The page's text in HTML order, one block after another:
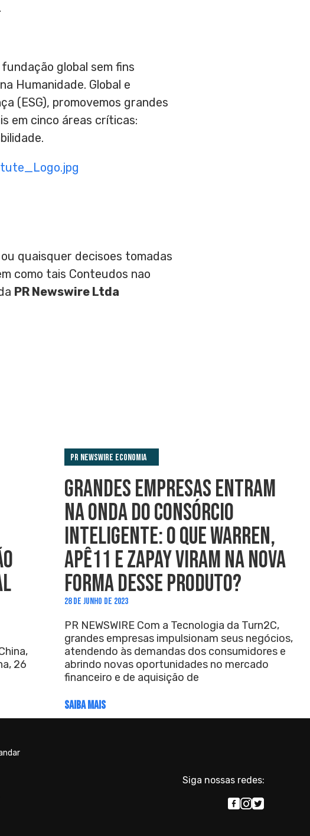
global sem fins
Humanidade. Global e
(ESG), promovemos grandes
em cinco áreas críticas:
quaisquer decisoes tomadas
como tais Conteudos nao
PR Newswire Ltda
26
PR Newswire Economia
GRANDES EMPRESAS ENTRAM
NA ONDA DO CONSÓRCIO
INTELIGENTE: O QUE WARREN,
APÊ11 E ZAPAY VIRAM NA NOVA
FORMA DESSE PRODUTO?
28 DE JUNHO DE 2023
PR NEWSWIRE Com a Tecnologia da Turn2C,
grandes empresas impulsionam seus negócios,
atendendo às demandas dos consumidores e
abrindo novas oportunidades no mercado
financeiro e de aquisição de
SAIBA MAIS
Siga nossas redes: